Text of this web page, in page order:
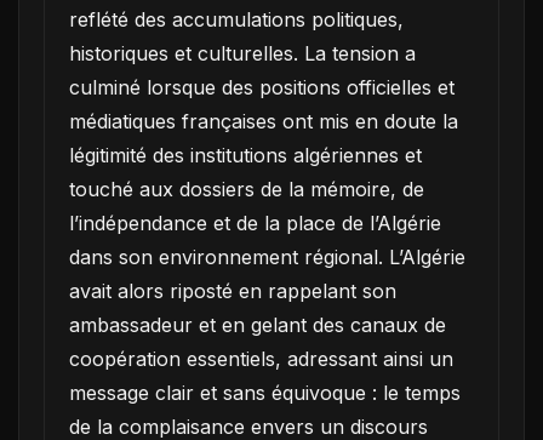
reflété des accumulations politiques,
historiques et culturelles. La tension a
culminé lorsque des positions officielles et
médiatiques françaises ont mis en doute la
légitimité des institutions algériennes et
touché aux dossiers de la mémoire, de
l’indépendance et de la place de l’Algérie
dans son environnement régional. L’Algérie
avait alors riposté en rappelant son
ambassadeur et en gelant des canaux de
coopération essentiels, adressant ainsi un
message clair et sans équivoque : le temps
de la complaisance envers un discours